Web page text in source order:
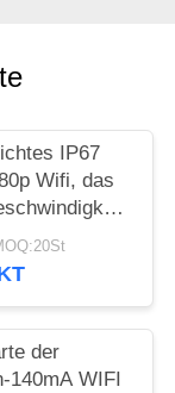
IP67
Wifi, das
der
140mA WIFI